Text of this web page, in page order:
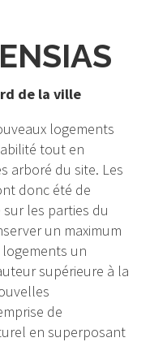
de la ville
logements
tout en
arboré du site. Les
donc été de
les parties du
un maximum
logements un
supérieure à la
de
en superposant